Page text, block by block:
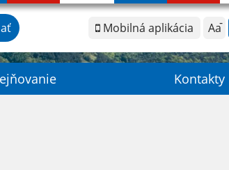
Mobilná aplikácia Aa
Kontakty